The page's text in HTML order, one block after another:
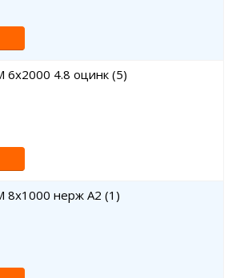
6x2000 4.8 оцинк (5)
8x1000 нерж A2 (1)